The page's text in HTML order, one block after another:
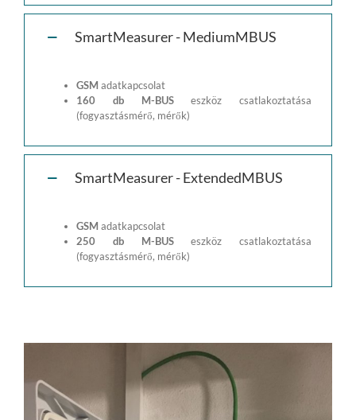
SmartMeasurer - MediumMBUS
GSM adatkapcsolat
160 db M-BUSeszköz csatlakoztatása
(fogyasztásmérő, mérők)
SmartMeasurer - ExtendedMBUS
GSM adatkapcsolat
250 db M-BUSeszköz csatlakoztatása
(fogyasztásmérő, mérők)